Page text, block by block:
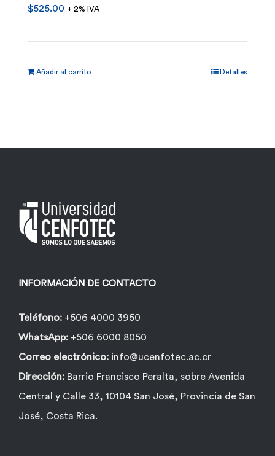
$525.00 + 2% IVA
Añadir al carrito Detalles
INFORMACIÓN DE CONTACTO
Teléfono: +506 4000 3950
WhatsApp: +506 6000 8050
Correo electrónico: info@ucenfotec.ac.cr
Dirección: Barrio Francisco Peralta, sobre Avenida
Central y Calle 33, 10104 San José, Provincia de San
José, Costa Rica.